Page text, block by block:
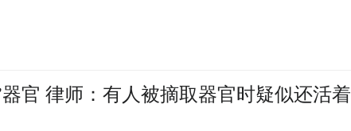
官 律师：有人被摘取器官时疑似还活着